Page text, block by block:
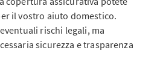
il vostro aiuto domestico.
rischi legali, ma
sicurezza e trasparenza